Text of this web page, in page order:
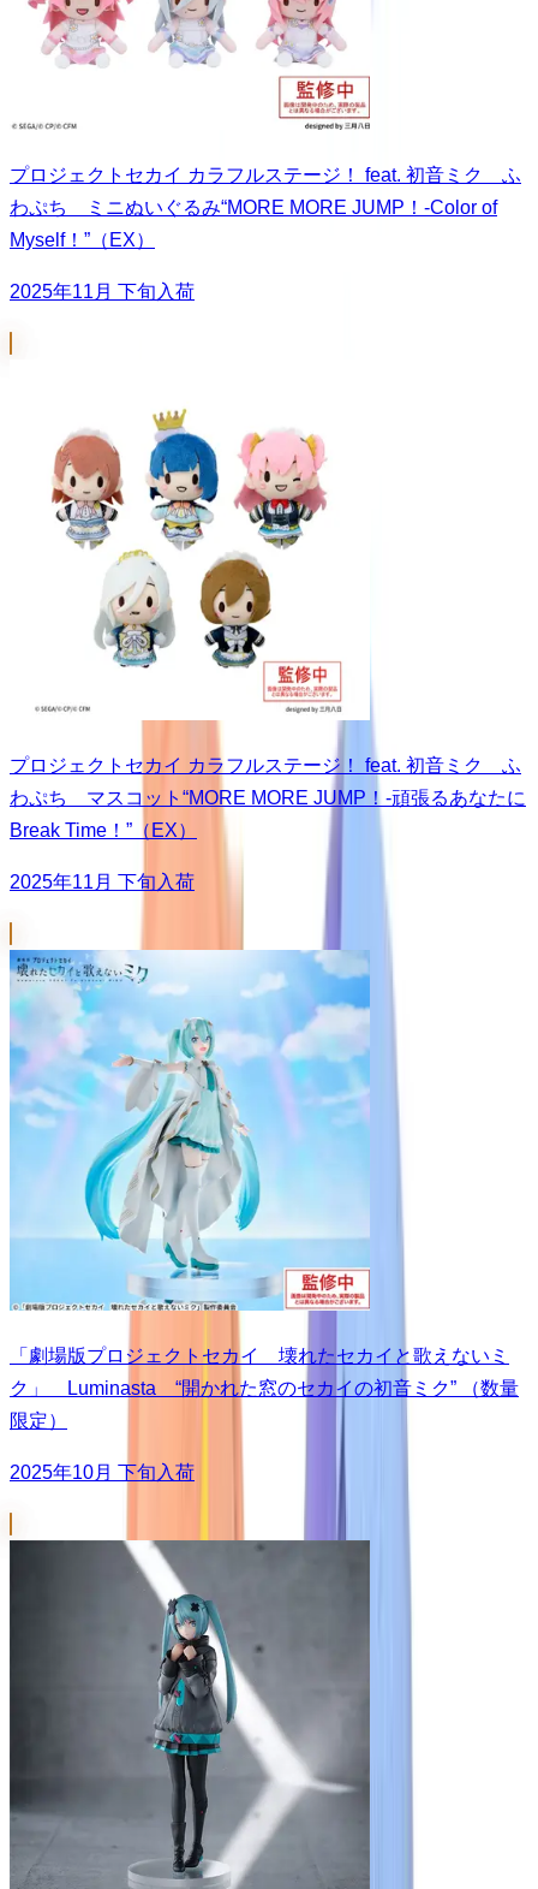
プロジェクトセカイ カラフルステージ！ feat. 初音ミク ふ
わぷち ミニぬいぐるみ“MORE MORE JUMP！-Color of
Myself！”（EX）
2025年11月 下旬入荷
プロジェクトセカイ カラフルステージ！ feat. 初音ミク ふ
わぷち マスコット“MORE MORE JUMP！-頑張るあなたに
Break Time！”（EX）
2025年11月 下旬入荷
「劇場版プロジェクトセカイ 壊れたセカイと歌えないミ
ク」 Luminasta “開かれた窓のセカイの初音ミク” （数量
限定）
2025年10月 下旬入荷